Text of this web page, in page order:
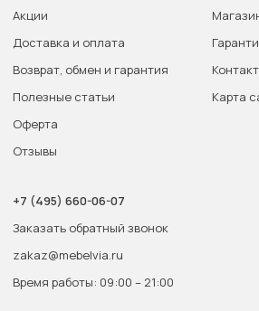
Акции
Доставка и оплата
Возврат, обмен и гарантия
Полезные статьи
Оферта
Отзывы
Карта
+7 (495) 660-06-07
Заказать обратный звонок
zakaz@mebelvia.ru
Время работы: 09:00 – 21:00